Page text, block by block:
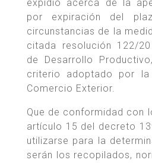
expidió acerca de la
por expiración del
circunstancias de la
citada resolución 122/
de Desarrollo
criterio adoptado por la
Comercio Exterior.
Que de conformidad con
artículo 15 del decreto
utilizarse para la
serán los recopilados,